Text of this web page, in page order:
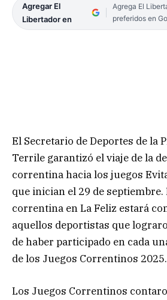
Agregar El
Libertador en
Agrega El
preferidos en
El Secretario de Deportes de la
Terrile garantizó el viaje de la
correntina hacia los juegos
que inician el 29 de septiembre.
correntina en La Feliz estará
aquellos deportistas que
de haber participado en cada
de los Juegos Correntinos 2025.
Los Juegos Correntinos